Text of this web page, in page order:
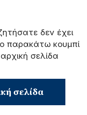
δεν έχει
παρακάτω κουμπί
σελίδα
σελίδα